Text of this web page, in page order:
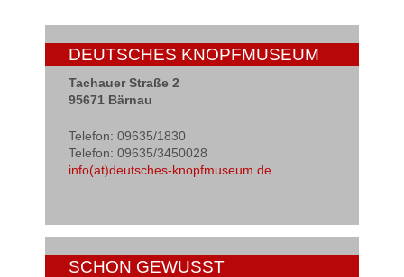
DEUTSCHES KNOPFMUSEUM
Tachauer Straße 2
95671 Bärnau
Telefon: 09635/1830
Telefon: 09635/3450028
info(at)deutsches-knopfmuseum.de
SCHON GEWUSST